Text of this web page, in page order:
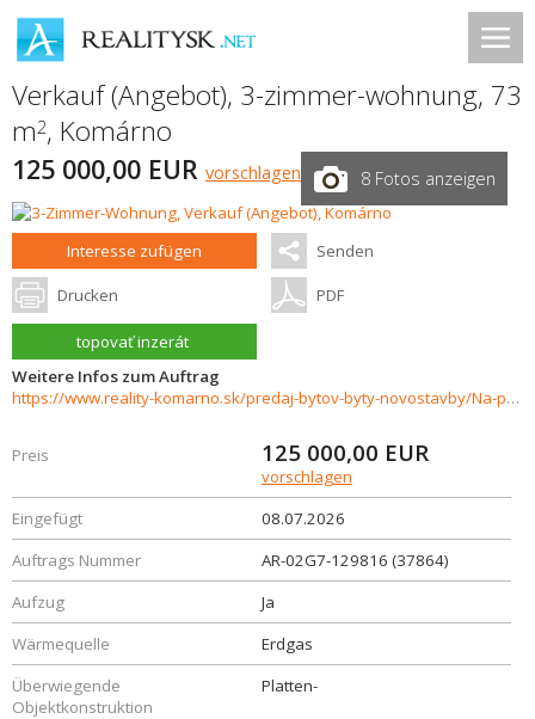
Verkauf (Angebot), 3-zimmer-wohnung, 73
m2, Komárno
125 000,00 EUR vorschlagen 8 Fotos anzeigen
Interesse zufügen Senden
Drucken PDF
topovať inzerát
Weitere Infos zum Auftrag
https://www.reality-komarno.sk/predaj-bytov-byty-novostavby/Na-predaj-3-izbovy-byt-v-blizkosti-centra-Komarna-37864/?utm_source=areality&utm_medium=xml&utm_term=37864&utm_content=byt&utm_campaign=portaly
Preis 125 000,00 EUR
vorschlagen
Eingefügt
08.07.2026
Auftrags Nummer
AR-02G7-129816 (37864)
Aufzug
Ja
Wärmequelle
Erdgas
Überwiegende
Objektkonstruktion
Platten-